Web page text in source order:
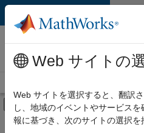
コンテンツへスキップ
MathWorks 採用
情報
オフキャンバス
メインコンテンツ
絞り込み条件
Web サイトの
Web サイトを選択すると、翻訳
し、地域のイベントやサービス
報に基づき、次のサイトの選択を